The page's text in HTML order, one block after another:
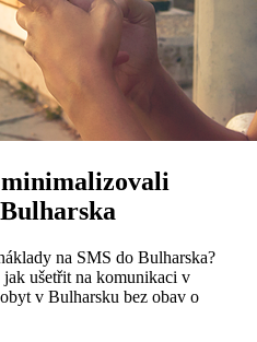
minimalizovali
na SMS do Bulharska?
ušetřit na komunikaci v
v Bulharsku bez obav o